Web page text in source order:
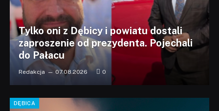
Tylko oni z Dębicy i powiatu dostali
zaproszenie od prezydenta. Pojechali
do Pałacu
Redakcja 07.08.2026 0
DĘBICA